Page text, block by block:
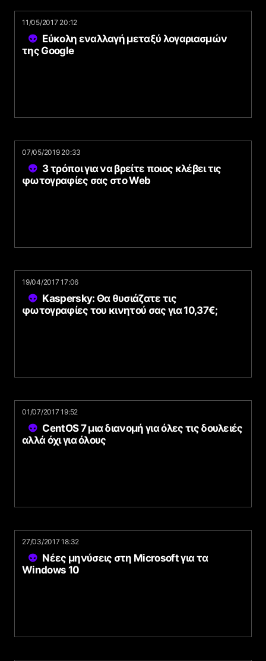
11/05/2017 20:12
Εύκολη εναλλαγή μεταξύ λογαριασμών
της Google
07/05/2019 20:33
3 τρόποι για να βρείτε ποιος κλέβει τις
φωτογραφίες σας στο Web
19/04/2017 17:06
Kaspersky: Θα θυσιάζατε τις
φωτογραφίες του κινητού σας για 10,37€;
01/07/2017 19:52
CentOS 7 μια διανομή για όλες τις δουλειές
αλλά όχι για όλους
27/03/2017 18:32
Νέες μηνύσεις στη Microsoft για τα
Windows 10